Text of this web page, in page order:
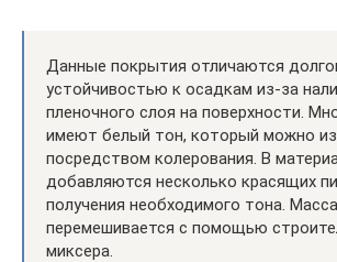
Данные покрытия отличаются
устойчивостью к осадкам из-за
пленочного слоя на поверхности.
имеют белый тон, который можно
посредством колерования. В
добавляются несколько красящих
получения необходимого тона. Масса
перемешивается с помощью
миксера.